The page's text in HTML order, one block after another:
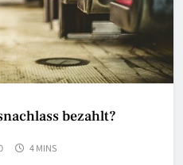
bezahlt?
4 MINS